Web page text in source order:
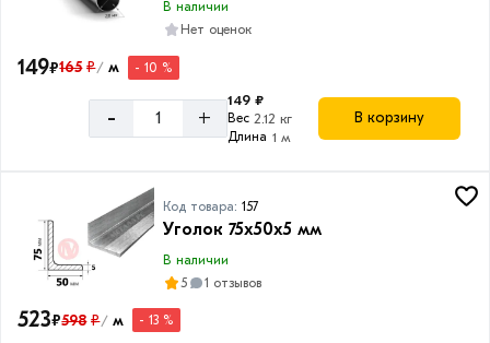
В наличии
Нет оценок
149₽165 ₽/ м - 10 %
- +
149 ₽
Вес 2.12 кг
Длина 1 м
В корзину
Код товара: 157
Уголок 75х50х5 мм
В наличии
5
1 отзывов
523₽598 ₽/ м - 13 %